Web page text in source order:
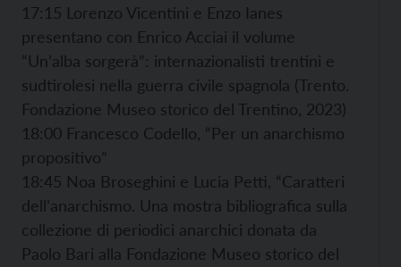
17:15 Lorenzo Vicentini e Enzo Ianes
presentano con Enrico Acciai il volume
“Un’alba sorgerà”: internazionalisti trentini e
sudtirolesi nella guerra civile spagnola (Trento.
Fondazione Museo storico del Trentino, 2023)
18:00 Francesco Codello, “Per un anarchismo
propositivo”
18:45 Noa Broseghini e Lucia Petti, “Caratteri
dell’anarchismo. Una mostra bibliografica sulla
collezione di periodici anarchici donata da
Paolo Bari alla Fondazione Museo storico del